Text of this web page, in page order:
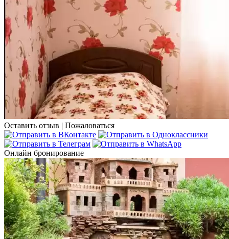
Оставить отзыв | Пожаловаться
Онлайн бронирование